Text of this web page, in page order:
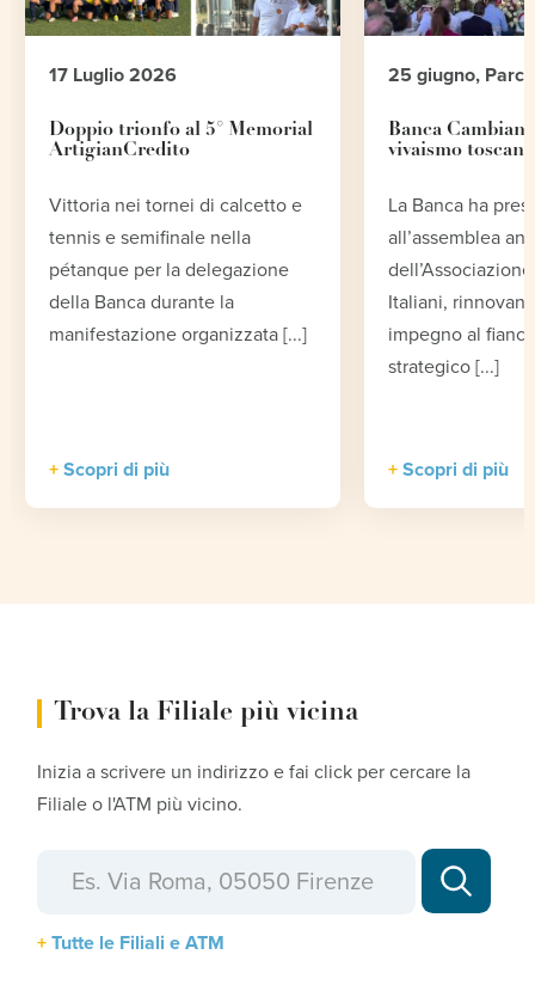
17 Luglio 2026
Doppio trionfo al 5° Memorial
ArtigianCredito
Vittoria nei tornei di calcetto e
tennis e semifinale nella
pétanque per la delegazione
della Banca durante la
manifestazione organizzata [...]
Scopri di più
25 giugno,
Banca
vivaismo toscano
La Banca ha
all’assemblea
Italiani,
impegno al
strategico [...]
Scopri di più
Trova la Filiale più vicina
Inizia a scrivere un indirizzo e fai click per cercare la
Filiale o l'ATM più vicino.
Tutte le Filiali e ATM